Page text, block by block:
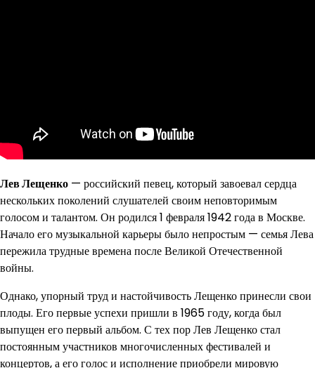
Лев Лещенко — российский певец, который завоевал сердца
нескольких поколений слушателей своим неповторимым
голосом и талантом. Он родился 1 февраля 1942 года в Москве.
Начало его музыкальной карьеры было непростым — семья Лева
пережила трудные времена после Великой Отечественной
войны.
Однако, упорный труд и настойчивость Лещенко принесли свои
плоды. Его первые успехи пришли в 1965 году, когда был
выпущен его первый альбом. С тех пор Лев Лещенко стал
постоянным участников многочисленных фестивалей и
концертов, а его голос и исполнение приобрели мировую